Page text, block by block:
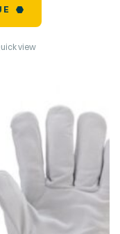
view